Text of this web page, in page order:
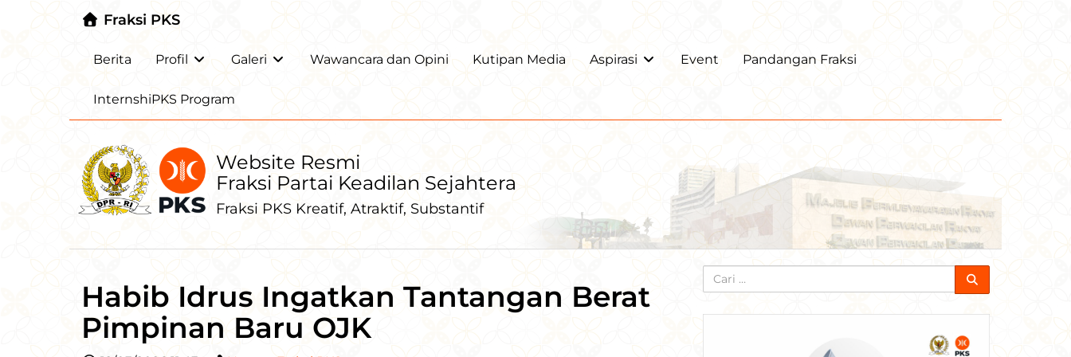
Fraksi PKS
Berita Profil Galeri Wawancara dan Opini Kutipan Media Aspirasi Event Pandangan Fraksi
InternshiPKS Program
Website Resmi
Fraksi Partai Keadilan Sejahtera
Fraksi PKS Kreatif, Atraktif, Substantif
Habib Idrus Ingatkan Tantangan Berat
Pimpinan Baru OJK